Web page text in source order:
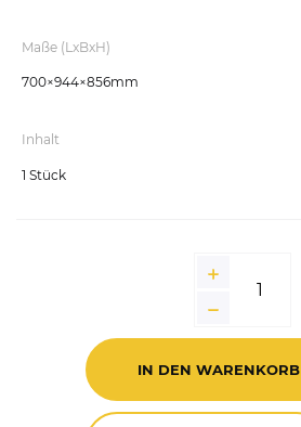
Maße (LxBxH)
700×944×856mm
Inhalt
1 Stück
IN DEN WARENKORB